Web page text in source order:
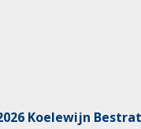
Koelewijn